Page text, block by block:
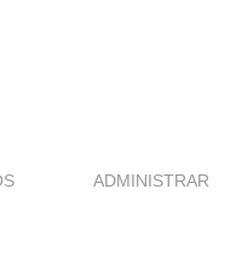
ADMINISTRAR